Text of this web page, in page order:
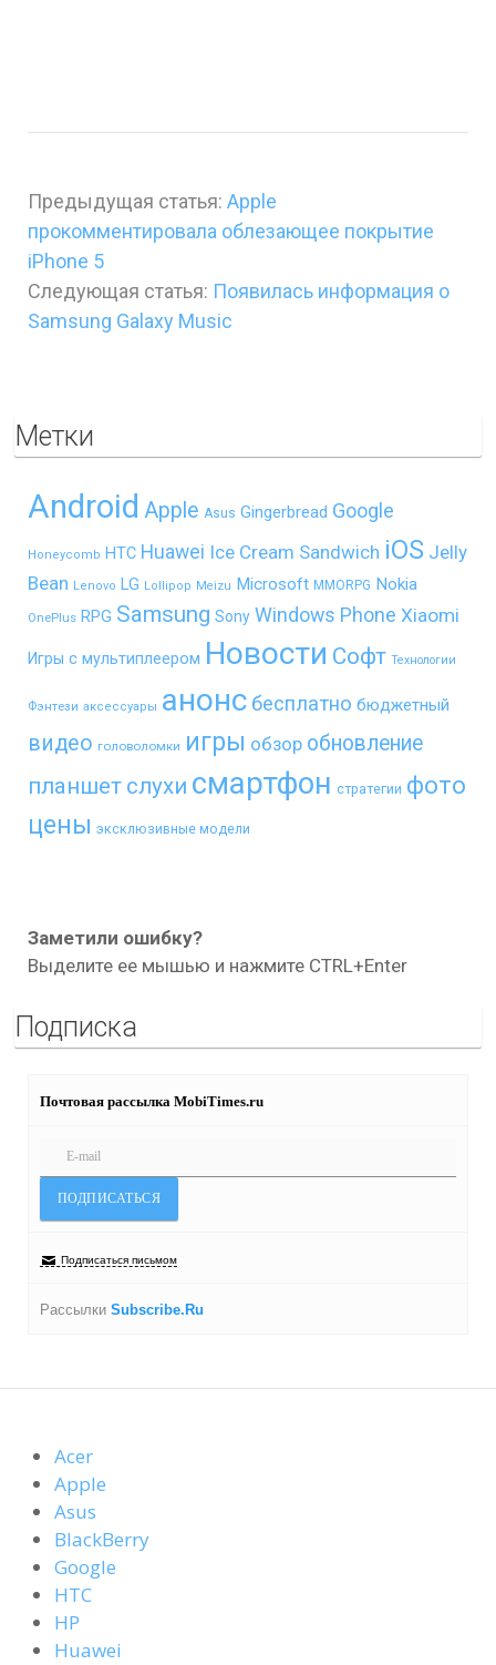
Предыдущая статья: Apple
прокомментировала облезающее покрытие
iPhone 5
Следующая статья: Появилась информация о
Samsung Galaxy Music
Метки
Android Apple Asus Gingerbread Google
Honeycomb HTC Huawei Ice Cream Sandwich iOS Jelly
Bean Lenovo LG Lollipop Meizu Microsoft MMORPG Nokia
OnePlus RPG Samsung Sony Windows Phone Xiaomi
Игры с мультиплеером Новости Софт Технологии
Фэнтези аксессуары анонс бесплатно бюджетный
видео головоломки игры обзор обновление
планшет слухи смартфон стратегии фото
цены эксклюзивные модели
Заметили ошибку?
Выделите ее мышью и нажмите CTRL+Enter
Подписка
Почтовая рассылка MobiTimes.ru
Подписаться письмом
Рассылки Subscribe.Ru
Acer
Apple
Asus
BlackBerry
Google
HTC
HP
Huawei